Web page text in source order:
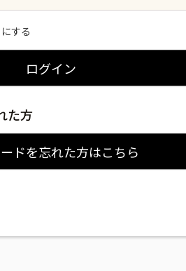
する
ログイン
た方
ドを忘れた方はこちら